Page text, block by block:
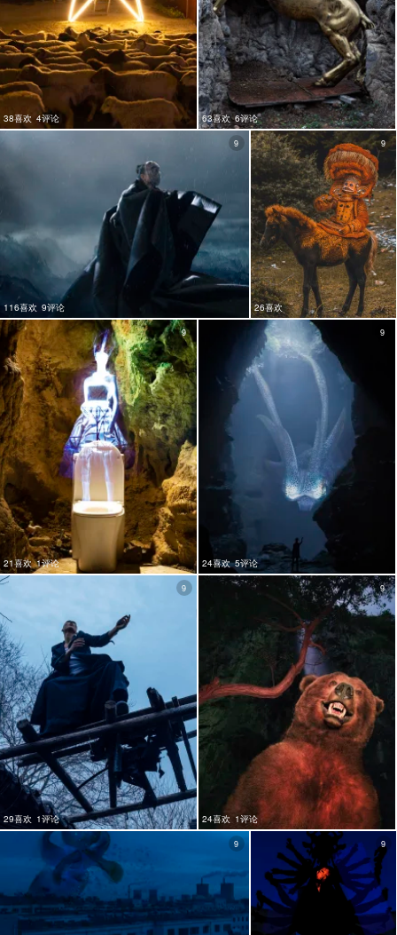
38喜欢 4评论 63喜欢 6评论
116喜欢 9评论
9
26喜欢
9
21喜欢 1评论
9
24喜欢 5评论
9
29喜欢 1评论
9
24喜欢 1评论
9
9 9